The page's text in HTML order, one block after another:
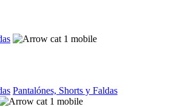
Pantalónes, Shorts y Faldas